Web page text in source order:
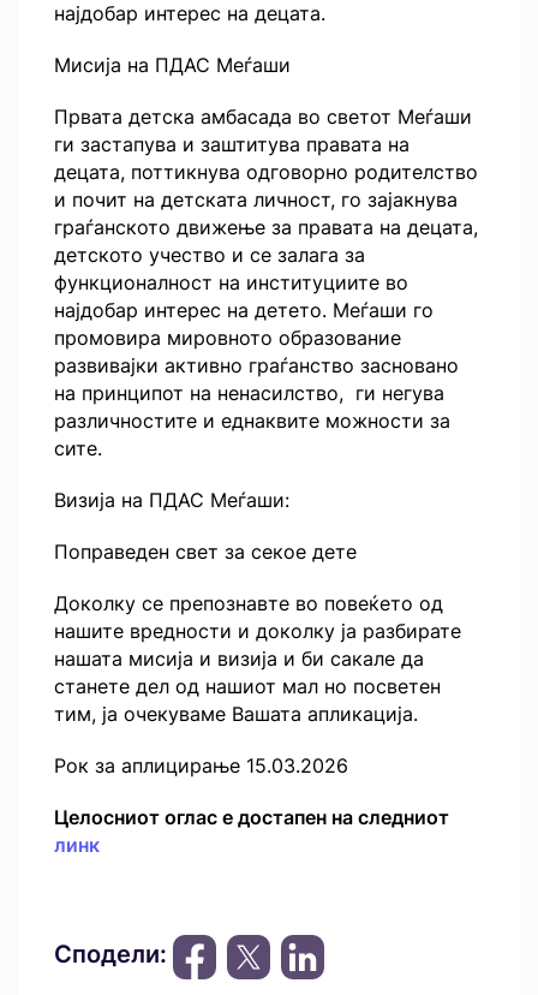
најдобар интерес на децата.
Мисија на ПДАС Меѓаши
Првата детска амбасада во светот Меѓаши
ги застапува и заштитува правата на
децата, поттикнува одговорно родителство
и почит на детската личност, го зајакнува
граѓанското движење за правата на децата,
детското учество и се залага за
функционалност на институциите во
најдобар интерес на детето. Меѓаши го
промовира мировното образование
развивајки активно граѓанство засновано
на принципот на ненасилство, ги негува
различностите и еднаквите можности за
сите.
Визија на ПДАС Меѓаши:
Поправеден свет за секое дете
Доколку се препознавте во повеќето од
нашите вредности и доколку ја разбирате
нашата мисија и визија и би сакале да
станете дел од нашиот мал но посветен
тим, ја очекуваме Вашата апликација.
Рок за аплицирање 15.03.2026
Целосниот оглас е достапен на следниот
линк
Сподели: